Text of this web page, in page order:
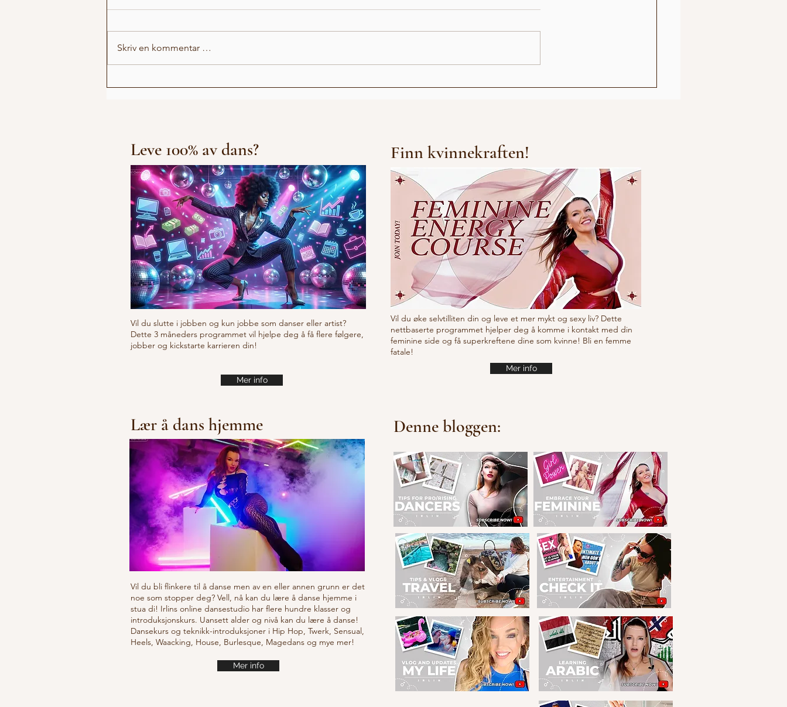
Høy stemning på Pride
Åpningsshow med
Viral mening; Den nye
Skriv en kommentar …
Leve 100% av dans?
Vil du slutte i jobben og kun jobbe som danser eller artist?
Dette 3 måneders programmet vil hjelpe deg å få flere følgere,
jobber og kickstarte karrieren din!
Mer info
Finn kvinnekraften!
Vil du øke selvtilliten din og leve et mer mykt og sexy liv? Dette
nettbaserte programmet hjelper deg å komme i kontakt med din
feminine side og få superkreftene dine som kvinne! Bli en femme
fatale!
Mer info
Lær å dans hjemme
Vil du bli flinkere til å danse men av en eller annen grunn er det
noe som stopper deg? Vell, nå kan du lære å danse hjemme i
stua di! Irlins online dansestudio har flere hundre klasser og
introduksjonskurs. Uansett alder og nivå kan du lære å danse!
Dansekurs og teknikk-introduksjoner i Hip Hop, Twerk, Sensual,
Heels, Waacking, House, Burlesque, Magedans og mye mer!
Mer info
Denne bloggen: